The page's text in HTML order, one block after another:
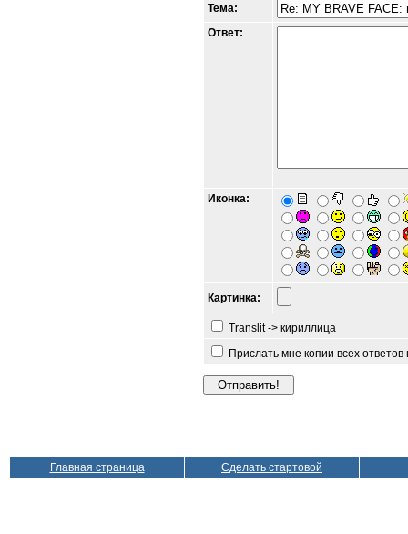
Тема:
Ответ:
Иконка:
Картинка:
Translit -> кириллица
Прислать мне копии всех
Главная страница Сделать стартовой